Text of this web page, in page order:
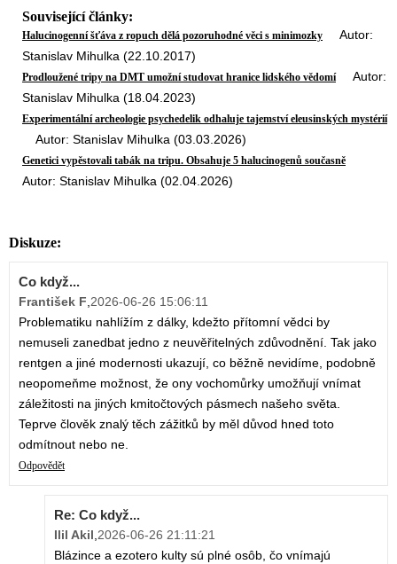
Související články:
Halucinogenní šťáva z ropuch dělá pozoruhodné věci s minimozky Autor:
Stanislav Mihulka (22.10.2017)
Prodloužené tripy na DMT umožní studovat hranice lidského vědomíAutor:
Stanislav Mihulka (18.04.2023)
Experimentální archeologie psychedelik odhaluje tajemství eleusinských mystérií
Autor: Stanislav Mihulka (03.03.2026)
Genetici vypěstovali tabák na tripu. Obsahuje 5 halucinogenů současně
Autor: Stanislav Mihulka (02.04.2026)
Diskuze:
Co když...
František F 2026-06-26 15:06:11
Problematiku nahlížím z dálky, kdežto přítomní vědci by
nemuseli zanedbat jedno z neuvěřitelných zdůvodnění. Tak jako
rentgen a jiné modernosti ukazují, co běžně nevidíme, podobně
neopomeňme možnost, že ony vochomůrky umožňují vnímat
záležitosti na jiných kmitočtových pásmech našeho světa.
Teprve člověk znalý těch zážitků by měl důvod hned toto
odmítnout nebo ne.
Odpovědět
Re: Co když...
Ilil Akil 2026-06-26 21:11:21
Blázince a ezotero kulty sú plné osôb, čo vnímajú